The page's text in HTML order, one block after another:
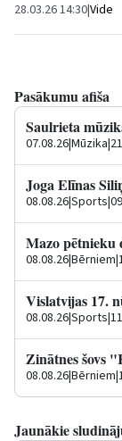
28.03.26 14:30|Vide
Pasākumu afiša
Saulrieta
07.08.26|Mūzika|
Joga Elīnas
08.08.26|Sports|
Mazo
08.08.26|Bērniem|
Vislatvijas 17.
08.08.26|Sports|
Zinātnes šovs
08.08.26|Bērniem|
Jaunākie